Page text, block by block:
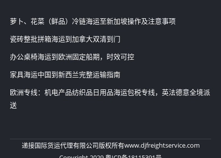
萝卜、花菜（鲜品）冷链海运至新加坡操作及注意事项
瓷砖整批拼箱海运到加拿大双清到门
办公桌椅海运到欧洲固定船期，时效可控
家具海运中国到新西兰完整运输指南
欧洲专线：机电产品纺织品日用品海运包税专线，英法德意全境派
送
递接国际货运代理有限公司版权所有www.djfreightservice.com